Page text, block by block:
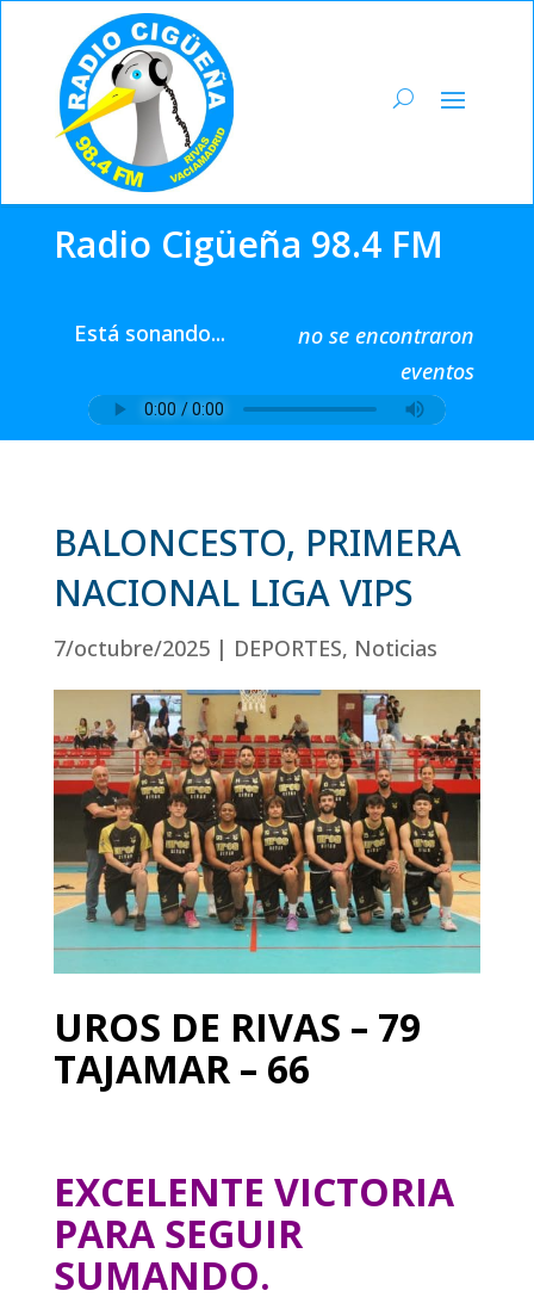
Radio Cigüeña 98.4 FM
Está sonando...
no se encontraron
eventos
BALONCESTO, PRIMERA
NACIONAL LIGA VIPS
7/octubre/2025| DEPORTES, Noticias
UROS DE RIVAS – 79
TAJAMAR – 66
EXCELENTE VICTORIA
PARA SEGUIR
SUMANDO.